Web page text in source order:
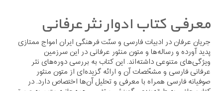
معرفی کتاب ادوار نثر عرفانی
جریان عرفان در ادبیات فارسی و سنّت فرهنگی ایران امواج ممتازی
پدید آورده و رساله‌ها و متون منثور عرفانی در این سرزمین
ویژگی‌های متنوعی داشته‌اند. اینکتاب به بررسی دوره‌های نثر
عرفانی فارسی و مشخّصات آن و ارائه گزیده‌ای از متون منثور
صوفیانه فارسی همراه با معرفی و تحلیل آن‌ها اختصاص دارد. در